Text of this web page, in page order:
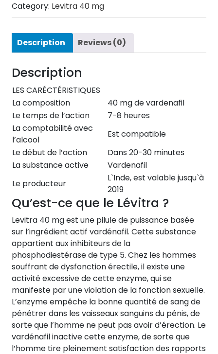
270
comprimés
Category: Levitra 40 mg
Description Reviews (0)
Description
LES CARÉCTÉRISTIQUES
La composition
40 mg de vardenafil
Le temps de l’action
7-8 heures
La comptabilité avec
l’alcool
Est compatible
Le début de l’action
Dans 20-30 minutes
La substance active
Vardenafil
Le producteur
L`Inde, est valable jusqu`à
2019
Qu’est-ce que le Lévitra ?
Levitra 40 mg est une pilule de puissance basée
sur l’ingrédient actif vardénafil. Cette substance
appartient aux inhibiteurs de la
phosphodiestérase de type 5. Chez les hommes
souffrant de dysfonction érectile, il existe une
activité excessive de cette enzyme, qui se
manifeste par une violation de la fonction sexuelle.
L’enzyme empêche la bonne quantité de sang de
pénétrer dans les vaisseaux sanguins du pénis, de
sorte que l’homme ne peut pas avoir d’érection. Le
vardénafil inactive cette enzyme, de sorte que
l’homme tire pleinement satisfaction des rapports